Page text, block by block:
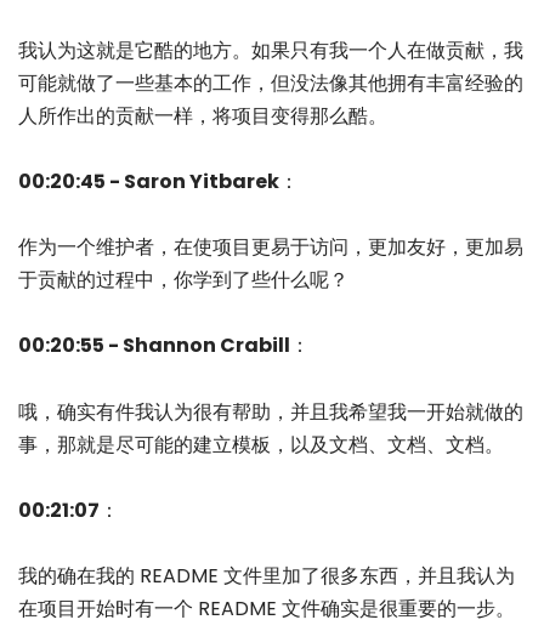
我认为这就是它酷的地方。如果只有我一个人在做贡献，我
可能就做了一些基本的工作，但没法像其他拥有丰富经验的
人所作出的贡献一样，将项目变得那么酷。
00:20:45 - Saron Yitbarek ：
作为一个维护者，在使项目更易于访问，更加友好，更加易
于贡献的过程中，你学到了些什么呢？
00:20:55 - Shannon Crabill ：
哦，确实有件我认为很有帮助，并且我希望我一开始就做的
事，那就是尽可能的建立模板，以及文档、文档、文档。
00:21:07 ：
我的确在我的 README 文件里加了很多东西，并且我认为
在项目开始时有一个 README 文件确实是很重要的一步。